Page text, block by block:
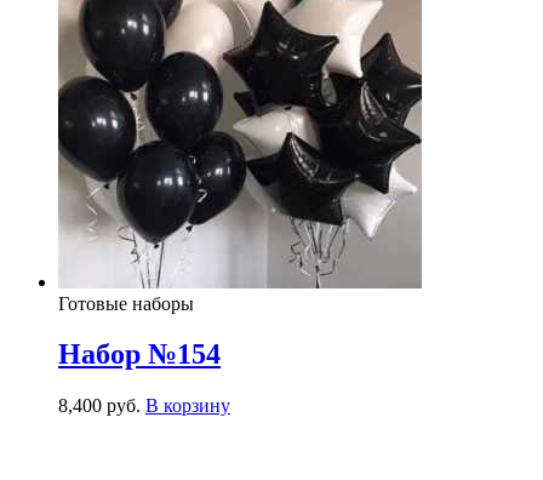
Готовые наборы
Набор №154
8,400 руб. В корзину